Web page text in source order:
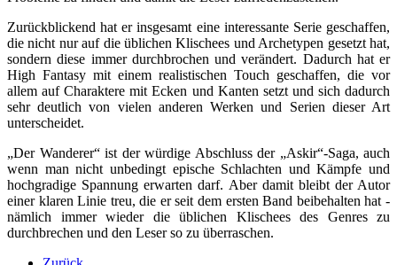
Zurückblickend hat er insgesamt eine interessante Serie geschaffen,
die nicht nur auf die üblichen Klischees und Archetypen gesetzt hat,
sondern diese immer durchbrochen und verändert. Dadurch hat er
High Fantasy mit einem realistischen Touch geschaffen, die vor
allem auf Charaktere mit Ecken und Kanten setzt und sich dadurch
sehr deutlich von vielen anderen Werken und Serien dieser Art
unterscheidet.
„Der Wanderer“ ist der würdige Abschluss der „Askir“-Saga, auch
wenn man nicht unbedingt epische Schlachten und Kämpfe und
hochgradige Spannung erwarten darf. Aber damit bleibt der Autor
einer klaren Linie treu, die er seit dem ersten Band beibehalten hat -
nämlich immer wieder die üblichen Klischees des Genres zu
durchbrechen und den Leser so zu überraschen.